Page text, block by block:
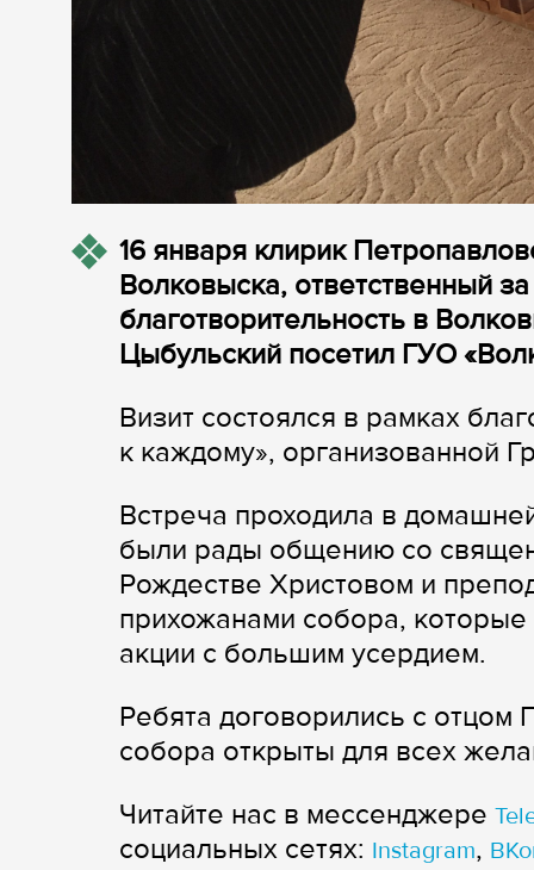
16 января клирик
Волковыска, ответственный
благотворительность в
Цыбульский посетил ГУО
Визит состоялся в рамках
к каждому», организованной
Встреча проходила в
были рады общению со
Рождестве Христовом и
прихожанами собора, которые
акции с большим усердием.
Ребята договорились с
собора открыты для всех
Читайте нас в мессенджере
cоциальных сетях: Instagram,